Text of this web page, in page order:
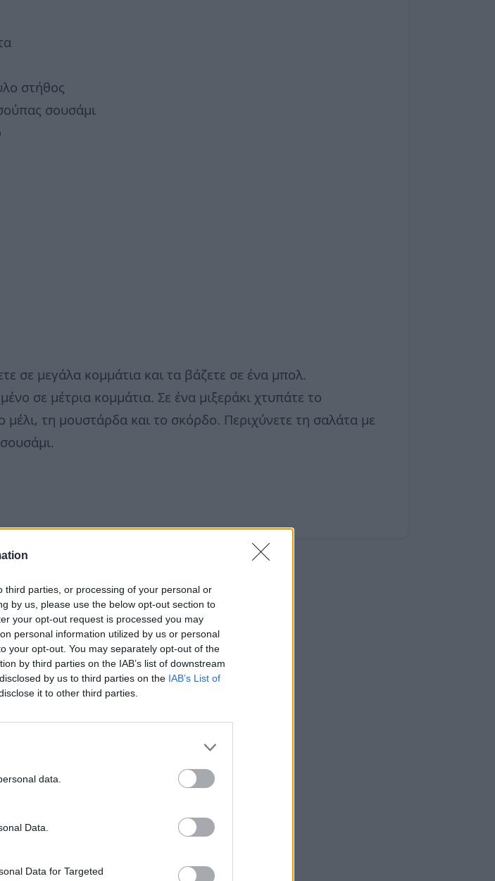
parties, or processing of your personal or
by us, please use the below opt-out section to
your opt-out request is processed you may
personal information utilized by us or personal
your opt-out. You may separately opt-out of the
by third parties on the IAB’s list of downstream
by us to third parties on the IAB’s List of
it to other third parties.
data.
Data.
Data for Targeted
στήθος
σουσάμι
σε μεγάλα κομμάτια και τα βάζετε σε ένα μπολ.
σε μέτρια κομμάτια. Σε ένα μιξεράκι χτυπάτε το
τη μουστάρδα και το σκόρδο. Περιχύνετε τη σαλάτα με